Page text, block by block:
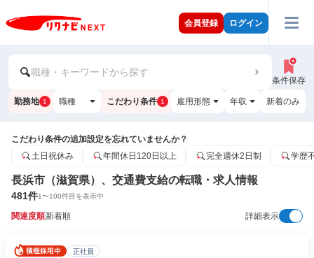
会員登録 ログイン
職種・キーワードから探す
条件保存
勤務地 1 職種 こだわり条件 1 雇用形態 年収 新着のみ
こだわり条件の追加設定を忘れていませんか？
土日祝休み
年間休日120日以上 完全週休2日制 学歴
長浜市（滋賀県）、交通費支給の転職・求人情報
481件1〜100件目を表示中
関連度順新着順 詳細表示
正社員